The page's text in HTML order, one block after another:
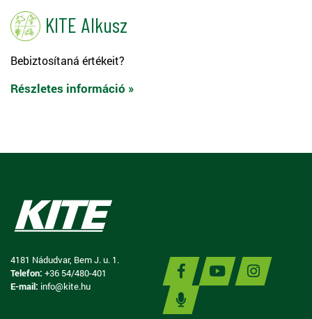
KITE Alkusz
Bebiztosítaná értékeit?
Részletes információ »
4181 Nádudvar, Bem J. u. 1.
Telefon: +36 54/480-401
E-mail: info@kite.hu